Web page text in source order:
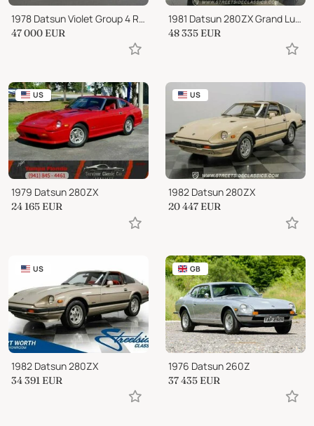
1978 Datsun Violet Group 4 Rally car
47 000 EUR
1981 Datsun 280ZX Grand Luxury
48 335 EUR
US
1979 Datsun 280ZX
24 165 EUR
US
1982 Datsun 280ZX
20 447 EUR
US
1982 Datsun 280ZX
34 391 EUR
GB
1976 Datsun 260Z
37 435 EUR